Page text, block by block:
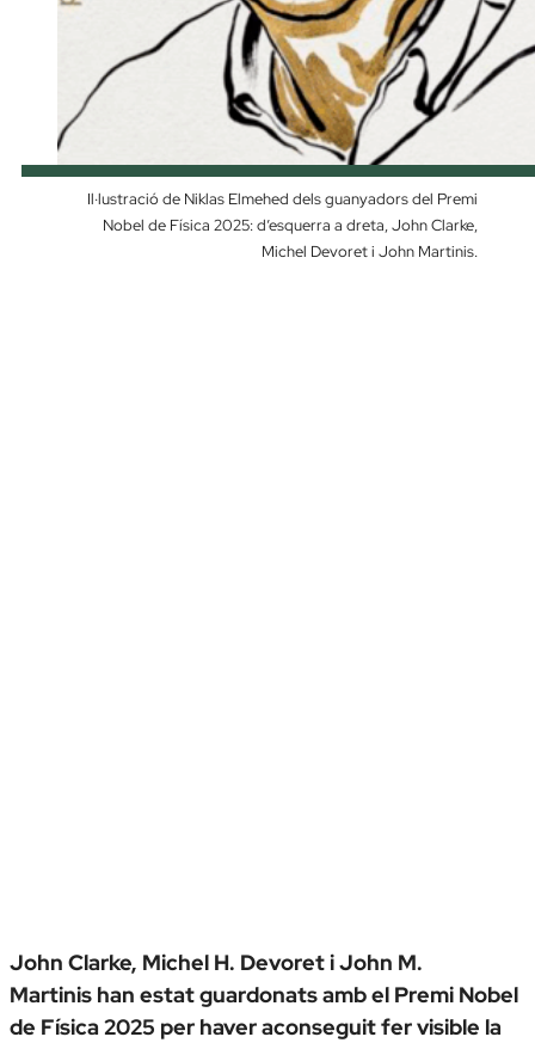
Il·lustració de Niklas Elmehed dels guanyadors del Premi
Nobel de Física 2025: d’esquerra a dreta, John Clarke,
Michel Devoret i John Martinis.
John Clarke, Michel H. Devoret i John M.
Martinis han estat guardonats amb el Premi Nobel
de Física 2025 per haver aconseguit fer visible la